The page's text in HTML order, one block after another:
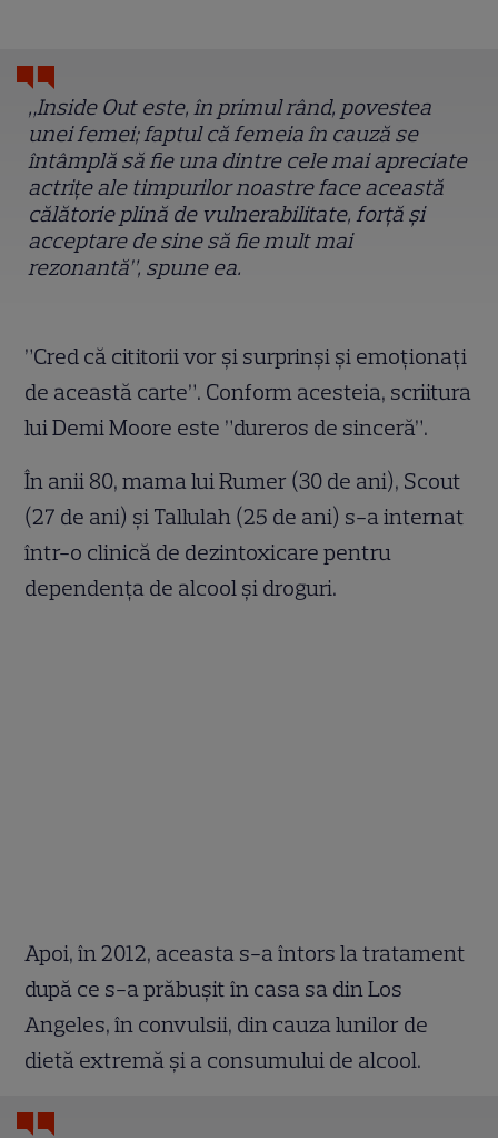
„Inside Out este, în primul rând, povestea
unei femei; faptul că femeia în cauză se
întâmplă să fie una dintre cele mai apreciate
actrițe ale timpurilor noastre face această
călătorie plină de vulnerabilitate, forță și
acceptare de sine să fie mult mai
rezonantă”, spune ea.
”Cred că cititorii vor și surprinși și emoționați
de această carte”. Conform acesteia, scriitura
lui Demi Moore este ”dureros de sinceră”.
În anii 80, mama lui Rumer (30 de ani), Scout
(27 de ani) și Tallulah (25 de ani) s-a internat
într-o clinică de dezintoxicare pentru
dependența de alcool și droguri.
Apoi, în 2012, aceasta s-a întors la tratament
după ce s-a prăbușit în casa sa din Los
Angeles, în convulsii, din cauza lunilor de
dietă extremă și a consumului de alcool.